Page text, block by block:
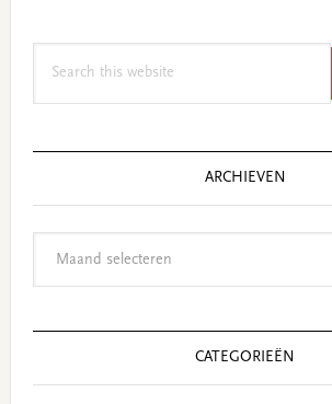
ARCHIEVEN
CATEGORIEËN